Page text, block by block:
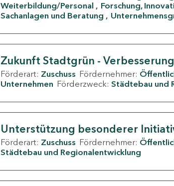
Weiterbildung/Personal
Forschung,
Sachanlagen und Beratung
Zukunft Stadtgrün -
Förderart: Zuschuss Fördernehmer:
Unternehmen Förderzweck: Städtebau und
Unterstützung besonderer
Förderart: Zuschuss Fördernehmer:
Städtebau und Regionalentwicklung